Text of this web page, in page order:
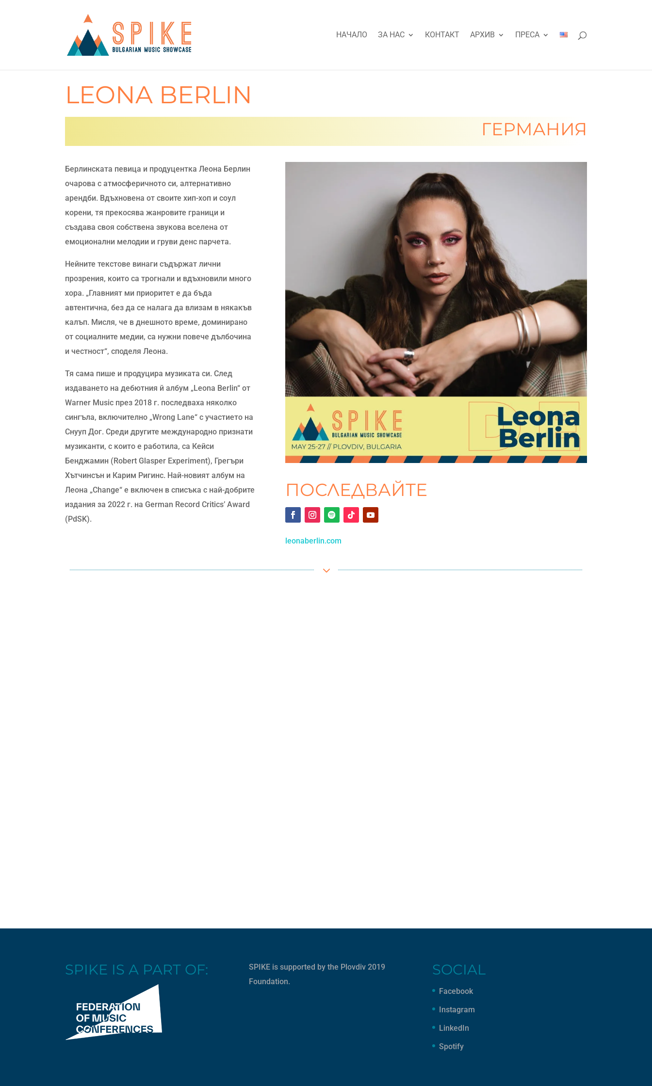
НАЧАЛО ЗА НАС КОНТАКТ АРХИВ ПРЕСА
LEONA BERLIN
ГЕРМАНИЯ
Берлинската певица и продуцентка Леона Берлин
очарова с атмосферичното си, алтернативно
арендби. Вдъхновена от своите хип-хоп и соул
корени, тя прекосява жанровите граници и
създава своя собствена звукова вселена от
емоционални мелодии и груви денс парчета.
Нейните текстове винаги съдържат лични
прозрения, които са трогнали и вдъхновили много
хора. „Главният ми приоритет е да бъда
автентична, без да се налага да влизам в някакъв
калъп. Мисля, че в днешното време, доминирано
от социалните медии, са нужни повече дълбочина
и честност“, споделя Леона.
Тя сама пише и продуцира музиката си. След
издаването на дебютния й албум „Leona Berlin“ от
Warner Music през 2018 г. последваха няколко
сингъла, включително „Wrong Lane“ с участието на
Снууп Дог. Среди другите международно признати
музиканти, с които е работила, са Кейси
Бенджамин (Robert Glasper Experiment), Грегъри
Хътчинсън и Карим Ригинс. Най-новият албум на
Леона „Change“ е включен в списъка с най-добрите
издания за 2022 г. на German Record Critics’ Award
(PdSK).
ПОСЛЕДВАЙТЕ
leonaberlin.com
3
SPIKE IS A PART OF: SPIKE is supported by the Plovdiv 2019
Foundation.
SOCIAL
Facebook
Instagram
LinkedIn
Spotify